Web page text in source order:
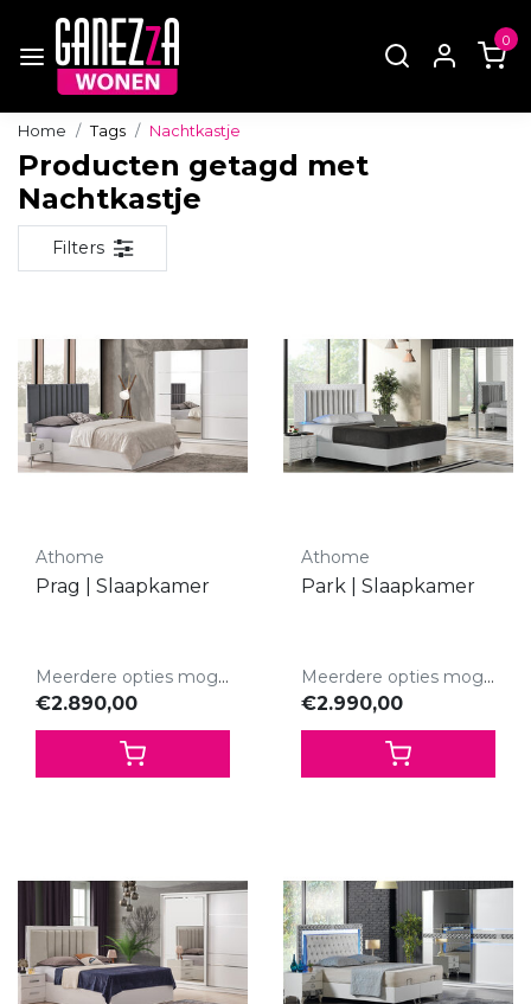
0
Home Tags Nachtkastje
Producten getagd met
Nachtkastje
Filters
Athome
Prag | Slaapkamer
Meerdere opties mogelijk.
€2.890,00
Athome
Park | Slaapkamer
Meerdere opties mogelijk.
€2.990,00